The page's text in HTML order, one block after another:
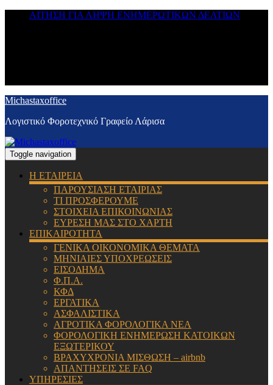
ΑΙΤΗΣΗ ΓΙΑ ΛΗΨΗ ΕΝΗΜΕΡΩΤΙΚΩΝ ΔΕΛΤΙΩΝ
Michastaxoffice
Λογιστικό Φοροτεχνικό Γραφείο Λάρισα
Toggle navigation
Η ΕΤΑΙΡΕΙΑ
ΠΑΡΟΥΣΙΑΣΗ ΕΤΑΙΡΙΑΣ
ΤΙ ΠΡΟΣΦΕΡΟΥΜΕ
ΣΤΟΙΧΕΙΑ ΕΠΙΚΟΙΝΩΝΙΑΣ
ΕΥΡΕΣΗ ΜΑΣ ΣΤΟ ΧΑΡΤΗ
ΕΠΙΚΑΙΡΟΤΗΤΑ
ΓΕΝΙΚΑ ΟΙΚΟΝΟΜΙΚΑ ΘΕΜΑΤΑ
ΜΗΝΙΑΙΕΣ ΥΠΟΧΡΕΩΣΕΙΣ
ΕΙΣΟΔΗΜΑ
Φ.Π.Α.
ΚΦΔ
ΕΡΓΑΤΙΚΑ
ΑΣΦΑΛΙΣΤΙΚΑ
ΑΓΡΟΤΙΚΑ ΦΟΡΟΛΟΓΙΚΑ ΝΕΑ
ΦΟΡΟΛΟΓΙΚΗ ΕΝΗΜΕΡΩΣΗ ΚΑΤΟΙΚΩΝ
ΕΞΩΤΕΡΙΚΟΥ
ΒΡΑΧΥΧΡΟΝΙΑ ΜΙΣΘΩΣΗ – airbnb
ΑΠΑΝΤΗΣΕΙΣ ΣΕ FAQ
ΥΠΗΡΕΣΙΕΣ